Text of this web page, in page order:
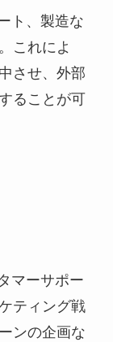
ト、製造な
これによ
させ、外部
ることが可
マーサポー
ティング戦
ンの企画な